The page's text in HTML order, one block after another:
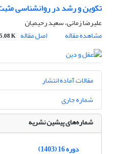
تکوین و رشد در روانشناسی
علیرضا زمانی، سعید رحیمیان
مشاهده مقاله
اصل مقاله K
مقالات آماده انتشار
شماره جاری
شماره‌های پیشین نشریه
دوره 16 (1403)